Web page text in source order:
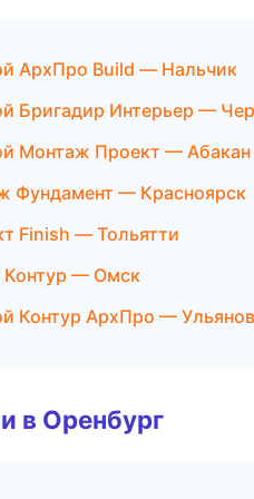
АрхПро Build — Нальчик
Бригадир Интерьер —
Монтаж Проект — Абакан
Фундамент — Красноярск
Finish — Тольятти
Контур — Омск
Контур АрхПро —
в Оренбург